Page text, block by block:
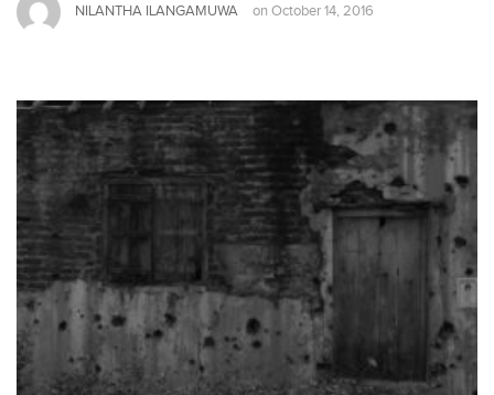
NILANTHA ILANGAMUWA on October 14, 2016